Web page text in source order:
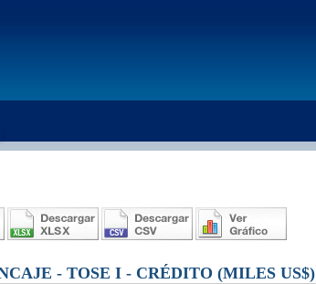
- TOSE I - CRÉDITO (MILES US$)